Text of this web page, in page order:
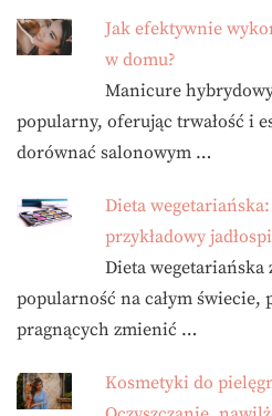
Jak efektywnie
w domu?
Manicure
popularny, oferując trwałość i
dorównać salonowym …
Dieta
przykładowy
Dieta wegetariańska
popularność na całym świecie,
pragnących zmienić …
Kosmetyki do